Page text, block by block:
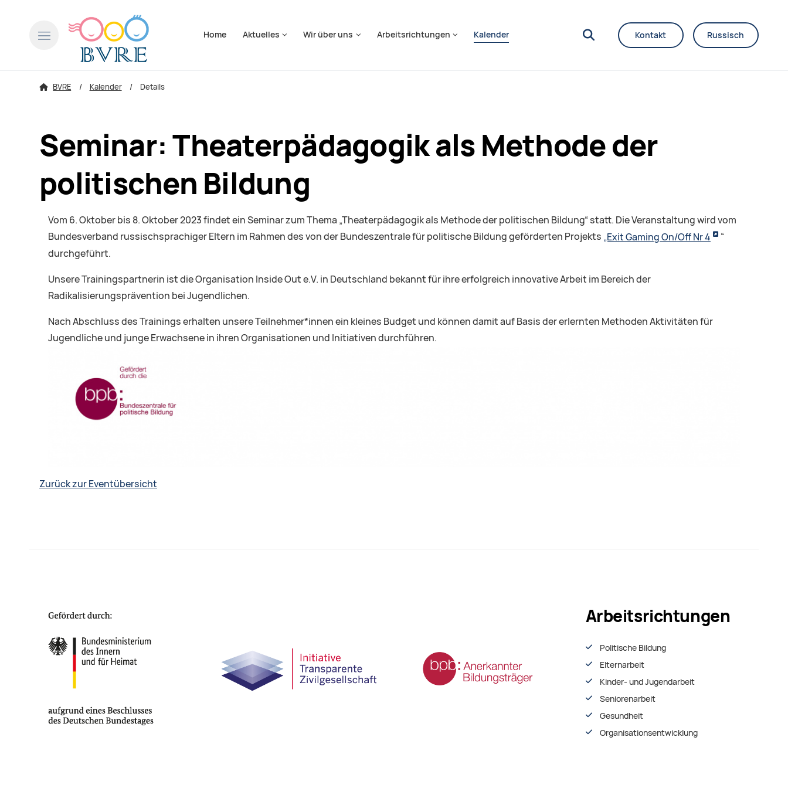
Home
Aktuelles Wir über uns Arbeitsrichtungen Kalender Kontakt Russisch
BVRE Kalender Details
Seminar: Theaterpädagogik als Methode der
politischen Bildung
Vom 6. Oktober bis 8. Oktober 2023 findet ein Seminar zum Thema „Theaterpädagogik als Methode der politischen Bildung“ statt. Die Veranstaltung wird vom
Bundesverband russischsprachiger Eltern im Rahmen des von der Bundeszentrale für politische Bildung geförderten Projekts „Exit Gaming On/Off Nr 4
“
durchgeführt.
Unsere Trainingspartnerin ist die Organisation Inside Out e.V. in Deutschland bekannt für ihre erfolgreich innovative Arbeit im Bereich der
Radikalisierungsprävention bei Jugendlichen.
Nach Abschluss des Trainings erhalten unsere Teilnehmer*innen ein kleines Budget und können damit auf Basis der erlernten Methoden Aktivitäten für
Jugendliche und junge Erwachsene in ihren Organisationen und Initiativen durchführen.
Zurück zur Eventübersicht
Arbeitsrichtungen
Politische Bildung
Elternarbeit
Kinder- und Jugendarbeit
Seniorenarbeit
Gesundheit
Organisationsentwiсklung